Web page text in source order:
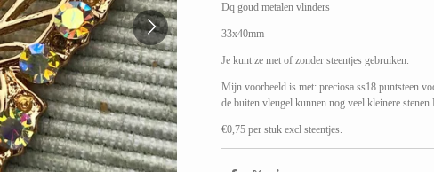
Dq goud metalen vlinders
33x40mm
Je kunt ze met of zonder steentjes gebruiken.
Mijn voorbeeld is met: preciosa ss18 puntsteen
de buiten vleugel kunnen nog veel kleinere stenen.
€0,75 per stuk excl steentjes.